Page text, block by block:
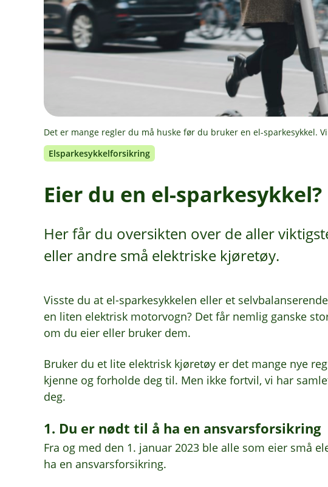
Det er mange regler du må huske før du bruker en el-sparkesykkel.
Elsparkesykkelforsikring
Eier du en el-
Her får du oversikten over de aller
eller andre små elektriske kjøretøy.
Visste du at el-sparkesykkelen eller et
en liten elektrisk motorvogn? Det får nemlig ganske
om du eier eller bruker dem.
Bruker du et lite elektrisk kjøretøy er det mange nye
kjenne og forholde deg til. Men ikke fortvil, vi har
deg.
1. Du er nødt til å ha en ansvarsforsikring
Fra og med den 1. januar 2023 ble alle som eier små
ha en ansvarsforsikring.